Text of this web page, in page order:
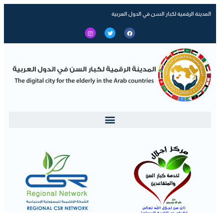
المدينة الرقمية لكبار السن في الدول العربية